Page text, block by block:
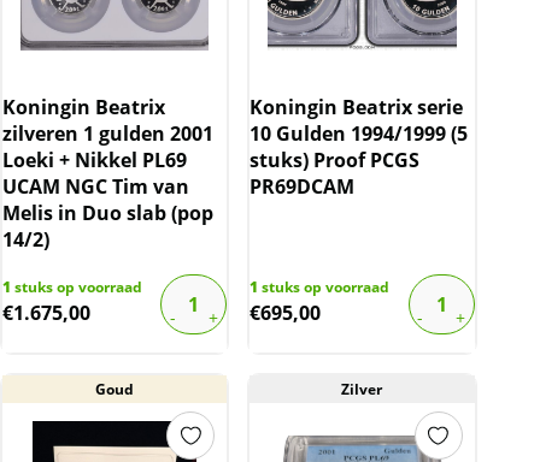
Koningin Beatrix
zilveren 1 gulden 2001
Loeki + Nikkel PL69
UCAM NGC Tim van
Melis in Duo slab (pop
14/2)
1 stuks op voorraad
€1.675,00
Koningin Beatrix serie
10 Gulden 1994/1999 (5
stuks) Proof PCGS
PR69DCAM
1 stuks op voorraad
€695,00
Goud Zilver